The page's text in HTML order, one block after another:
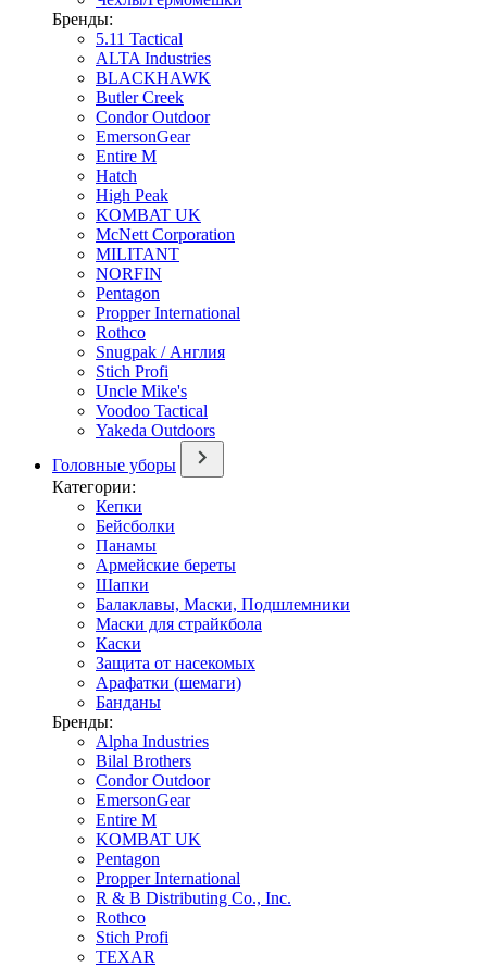
Бренды:
5.11 Tactical
ALTA Industries
BLACKHAWK
Butler Creek
Condor Outdoor
EmersonGear
Entire M
Hatch
High Peak
KOMBAT UK
McNett Corporation
MILITANT
NORFIN
Pentagon
Propper International
Rothco
Snugpak / Англия
Stich Profi
Uncle Mike's
Voodoo Tactical
Yakeda Outdoors
Головные уборы
Категории:
Кепки
Бейсболки
Панамы
Армейские береты
Шапки
Балаклавы, Маски, Подшлемники
Маски для страйкбола
Каски
Защита от насекомых
Арафатки (шемаги)
Банданы
Бренды:
Alpha Industries
Bilal Brothers
Condor Outdoor
EmersonGear
Entire M
KOMBAT UK
Pentagon
Propper International
R & B Distributing Co., Inc.
Rothco
Stich Profi
TEXAR